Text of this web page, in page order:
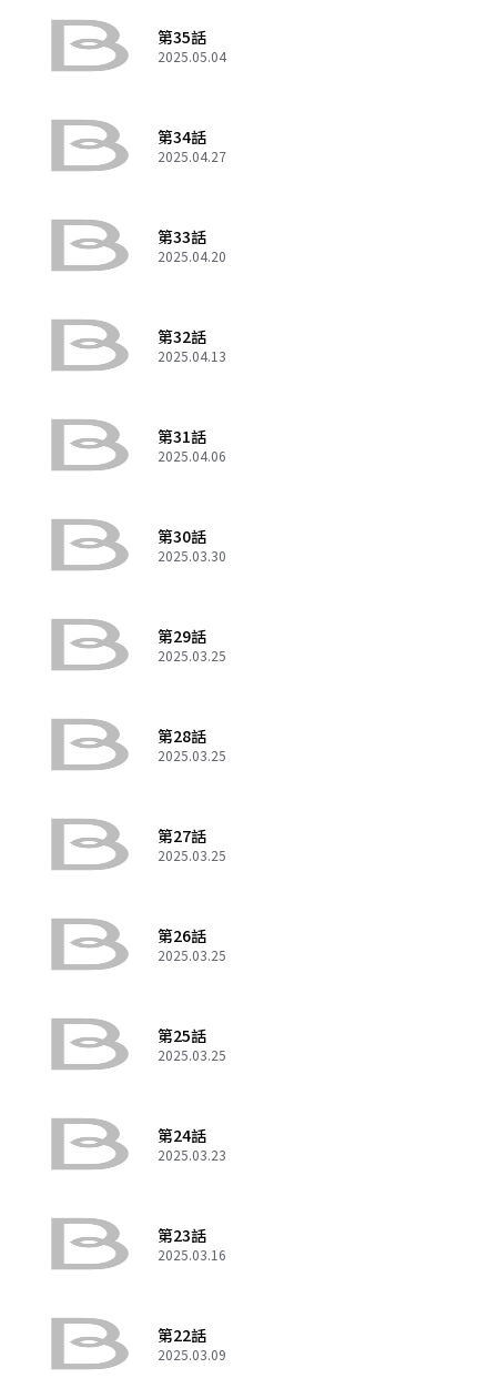
第35話
2025.05.04
第34話
2025.04.27
第33話
2025.04.20
第32話
2025.04.13
第31話
2025.04.06
第30話
2025.03.30
第29話
2025.03.25
第28話
2025.03.25
第27話
2025.03.25
第26話
2025.03.25
第25話
2025.03.25
第24話
2025.03.23
第23話
2025.03.16
第22話
2025.03.09